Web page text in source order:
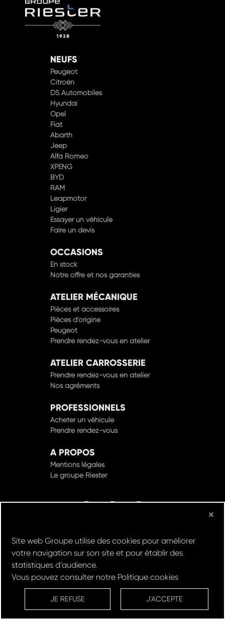
NEUFS
Peugeot
Citroën
DS Automobiles
Hyundai
Opel
Fiat
Abarth
Jeep
Alfa Romeo
XPENG
BYD
RAM
Leapmotor
Ligier
Essayer un véhicule
Faire un devis
OCCASIONS
En stock
Notre offre et nos garanties
ATELIER MÉCANIQUE
Pièces et accessoires
Pièces d'origine
Peugeot
Prendre rendez-vous en atelier
ATELIER CARROSSERIE
Prendre rendez-vous en atelier
Nos agréments
PROFESSIONNELS
Acheter un véhicule
Prendre rendez-vous
A PROPOS
Mentions légales
Le groupe Riester
Design & Développement par
Réserver un Rachat de
VOITURE
Louez un
VEHICULE
RDV en
×
Site web Groupe utilise des cookies pour améliorer
votre navigation sur son site et pour établir des
statistiques d’audience.
Vous pouvez consulter notre Politique cookies
J'ACCEPTE
JE REFUSE